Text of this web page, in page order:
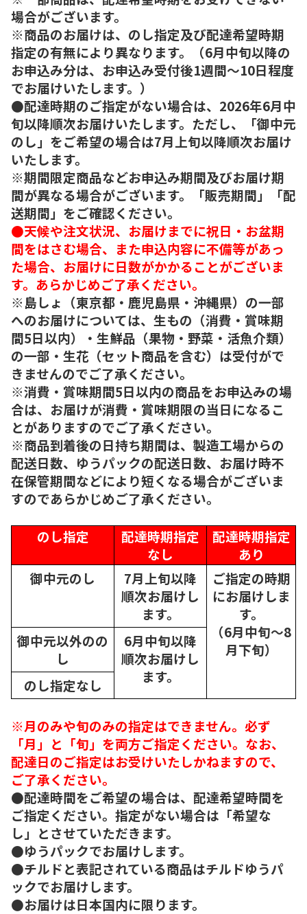
場合がございます。
※商品のお届けは、のし指定及び配達希望時期
指定の有無により異なります。（6月中旬以降の
お申込み分は、お申込み受付後1週間～10日程度
でお届けいたします。）
●配達時期のご指定がない場合は、2026年6月中
旬以降順次お届けいたします。ただし、「御中元
のし」をご希望の場合は7月上旬以降順次お届け
いたします。
※期間限定商品などお申込み期間及びお届け期
間が異なる場合がございます。「販売期間」「配
送期間」をご確認ください。
●天候や注文状況、お届けまでに祝日・お盆期
間をはさむ場合、また申込内容に不備等があっ
た場合、お届けに日数がかかることがございま
す。あらかじめご了承ください。
※島しょ（東京都・鹿児島県・沖縄県）の一部
へのお届けについては、生もの（消費・賞味期
間5日以内）・生鮮品（果物・野菜・活魚介類）
の一部・生花（セット商品を含む）は受付がで
きませんのでご了承ください。
※消費・賞味期間5日以内の商品をお申込みの場
合は、お届けが消費・賞味期限の当日になるこ
とがありますのでご了承ください。
※商品到着後の日持ち期間は、製造工場からの
配送日数、ゆうパックの配送日数、お届け時不
在保管期間などにより短くなる場合がございま
すのであらかじめご了承ください。
のし指定
配達時期指定
なし
配達時期指定
あり
御中元のし
7月上旬以降
順次お届けし
ます。
ご指定の時期
にお届けしま
す。
（6月中旬～8
月下旬）
御中元以外のの
し
6月中旬以降
順次お届けし
ます。
のし指定なし
※月のみや旬のみの指定はできません。必ず
「月」と「旬」を両方ご指定ください。なお、
配達日のご指定はお受けいたしかねますので、
ご了承ください。
●配達時間をご希望の場合は、配達希望時間を
ご指定ください。指定がない場合は「希望な
し」とさせていただきます。
●ゆうパックでお届けします。
●チルドと表記されている商品はチルドゆうパ
ックでお届けします。
●お届けは日本国内に限ります。